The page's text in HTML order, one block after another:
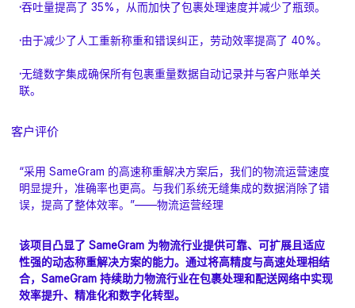
·吞吐量提高了 35%，从而加快了包裹处理速度并减少了瓶颈。
·由于减少了人工重新称重和错误纠正，劳动效率提高了 40%。
·无缝数字集成确保所有包裹重量数据自动记录并与客户账单关
联。
客户评价
“采用 SameGram 的高速称重解决方案后，我们的物流运营速度
明显提升，准确率也更高。与我们系统无缝集成的数据消除了错
误，提高了整体效率。”——物流运营经理
该项目凸显了 SameGram 为物流行业提供可靠、可扩展且适应
性强的动态称重解决方案的能力。通过将高精度与高速处理相结
合，SameGram 持续助力物流行业在包裹处理和配送网络中实现
效率提升、精准化和数字化转型。